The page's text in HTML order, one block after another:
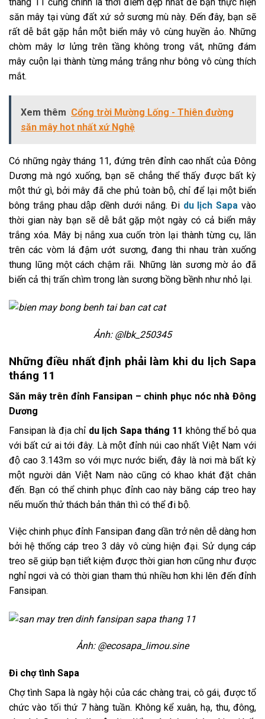
săn mây tại vùng đất xứ sở sương mù này. Đến đây, bạn sẽ
rất dễ bắt gặp hẳn một biển mây vô cùng huyền ảo. Những
chòm mây lơ lửng trên tầng không trong vắt, những đám
mây cuộn lại thành từng mảng trắng như bông vô cùng thích
mắt.
Xem thêm Cổng trời Mường Lống - Thiên đường
săn mây hot nhất xứ Nghệ
Có những ngày tháng 11, đứng trên đỉnh cao nhất của Đông
Dương mà ngó xuống, bạn sẽ chẳng thể thấy được bất kỳ
một thứ gì, bởi mây đã che phủ toàn bộ, chỉ để lại một biển
bông trắng phau dập dềnh dưới nắng. Đi du lịch Sapavào
thời gian này bạn sẽ dễ bắt gặp một ngày có cả biển mây
trắng xóa. Mây bị nắng xua cuốn tròn lại thành từng cụ, lăn
trên các vòm lá đậm ướt sương, đang thi nhau tràn xuống
thung lũng một cách chậm rãi. Những làn sương mờ ảo đã
biến cả thị trấn chìm trong làn sương bồng bềnh như nhỏ lại.
Ảnh: @lbk_250345
Những điều nhất định phải làm khi du lịch Sapa
tháng 11
Săn mây trên đỉnh Fansipan – chinh phục nóc nhà Đông
Dương
Fansipan là địa chỉ du lịch Sapa tháng 11 không thể bỏ qua
với bất cứ ai tới đây. Là một đỉnh núi cao nhất Việt Nam với
độ cao 3.143m so với mực nước biển, đây là nơi mà bất kỳ
một người dân Việt Nam nào cũng có khao khát đặt chân
đến. Bạn có thể chinh phục đỉnh cao này băng cáp treo hay
nếu muốn thử thách bản thân thì có thể đi bộ.
Việc chinh phục đỉnh Fansipan đang dần trở nên dễ dàng hơn
bởi hệ thống cáp treo 3 dây vô cùng hiện đại. Sử dụng cáp
treo sẽ giúp bạn tiết kiệm được thời gian hơn cũng như được
nghỉ ngơi và có thời gian tham thú nhiều hơn khi lên đến đỉnh
Fansipan.
Ảnh: @ecosapa_limou.sine
Đi chợ tình Sapa
Chợ tình Sapa là ngày hội của các chàng trai, cô gái, được tổ
chức vào tối thứ 7 hàng tuần. Không kể xuân, hạ, thu, đông,